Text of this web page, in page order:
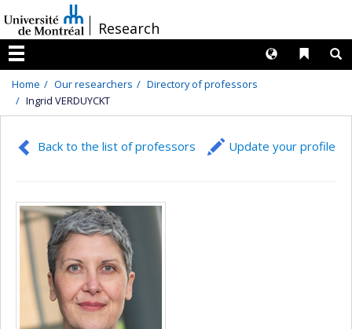
au
contenu
/Research
Menu
Liens
Langues
Home Our researchers
Directory of professors
Ingrid VERDUYCKT
Back to the list of professors Update your profile